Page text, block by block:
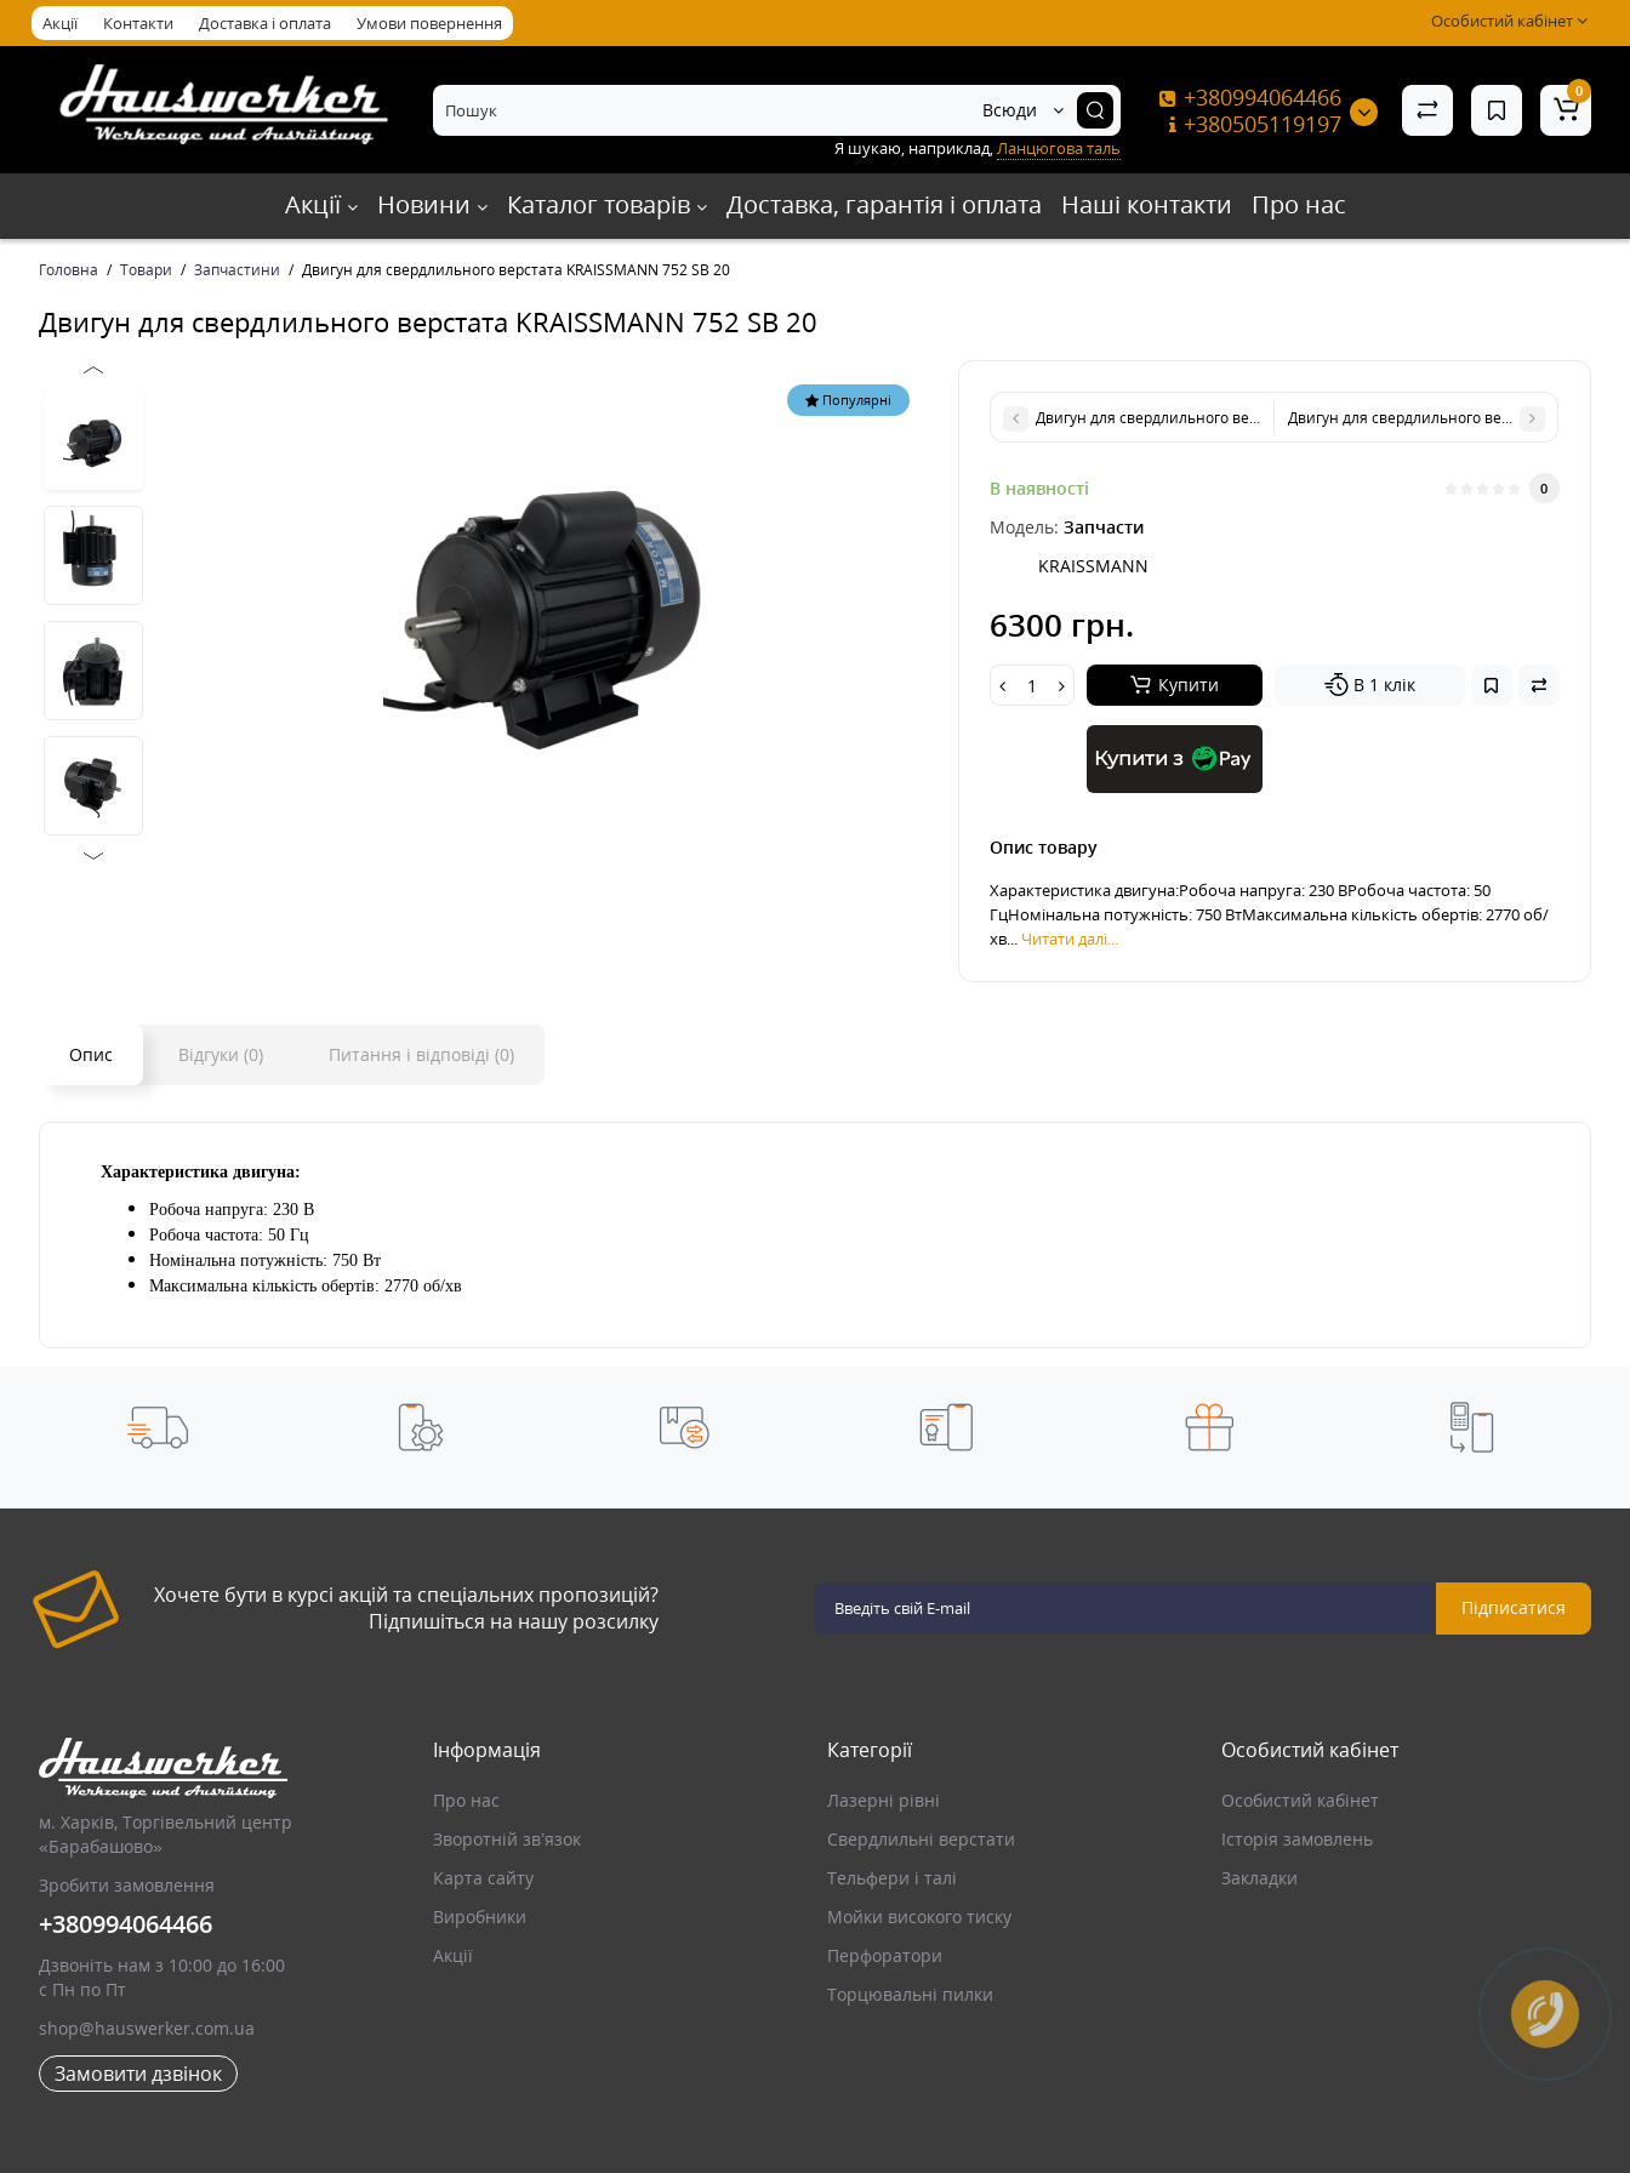
Акції Контакти Доставка і оплата Умови повернення Особистий кабінет
+380994064466
+380505119197
Всюди
Я шукаю, наприклад, Ланцюгова таль
0
Акції Новини Каталог товарів Доставка, гарантія і оплата Наші контакти Про нас
Головна Товари Запчастини Двигун для свердлильного верстата KRAISSMANN 752 SB 20
Двигун для свердлильного верстата KRAISSMANN 752 SB 20
Популярні
Двигун для свердлильного верстата KRAISSMANN 751 SB 20
Двигун для свердлильного верстата
В наявності 0
Модель: Запчасти
KRAISSMANN
6300 грн.
Купити
Купити з
В 1 клік
Опис товару
Характеристика двигуна:Робоча напруга: 230 ВРобоча частота: 50
ГцНомінальна потужність: 750 ВтМаксимальна кількість обертів: 2770 об/
хв... Читати далі...
Опис Відгуки (0) Питання і відповіді (0)
Характеристика двигуна:
Робоча напруга: 230 В
Робоча частота: 50 Гц
Номінальна потужність: 750 Вт
Максимальна кількість обертів: 2770 об/хв
Хочете бути в курсі акцій та спеціальних пропозицій?
Підпишіться на нашу розсилку
Підписатися
м. Харків, Торгівельний центр
«Барабашово»
Зробити замовлення
+380994064466
Дзвоніть нам з 10:00 до 16:00
с Пн по Пт
shop@hauswerker.com.ua
Замовити дзвінок
Інформація
Про нас
Зворотній зв’язок
Карта сайту
Виробники
Акції
Категорії
Лазерні рівні
Свердлильні верстати
Тельфери і талі
Мойки високого тиску
Перфоратори
Торцювальні пилки
Особистий кабінет
Особистий кабінет
Історія замовлень
Закладки